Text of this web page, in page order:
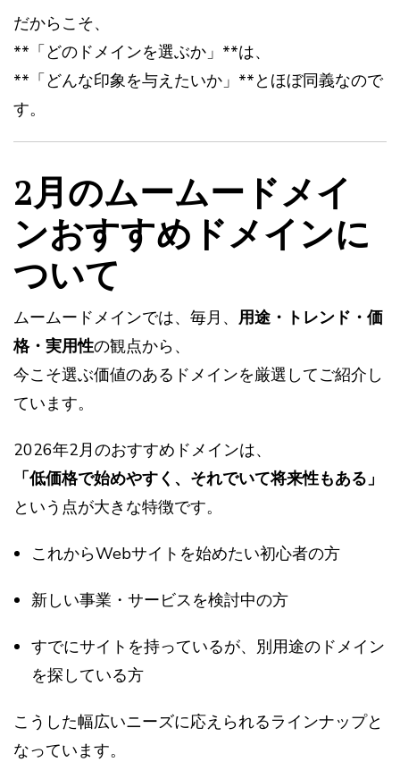
だからこそ、
**「どのドメインを選ぶか」**は、
**「どんな印象を与えたいか」**とほぼ同義なので
す。
2月のムームードメイ
ンおすすめドメインに
ついて
ムームードメインでは、毎月、 用途・トレンド・価
格・実用性の観点から、
今こそ選ぶ価値のあるドメインを厳選してご紹介し
ています。
2026年2月のおすすめドメインは、
「低価格で始めやすく、それでいて将来性もある」
という点が大きな特徴です。
これからWebサイトを始めたい初心者の方
新しい事業・サービスを検討中の方
すでにサイトを持っているが、別用途のドメイン
を探している方
こうした幅広いニーズに応えられるラインナップと
なっています。